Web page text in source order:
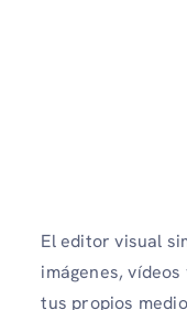
El editor visual
imágenes,
tus propios